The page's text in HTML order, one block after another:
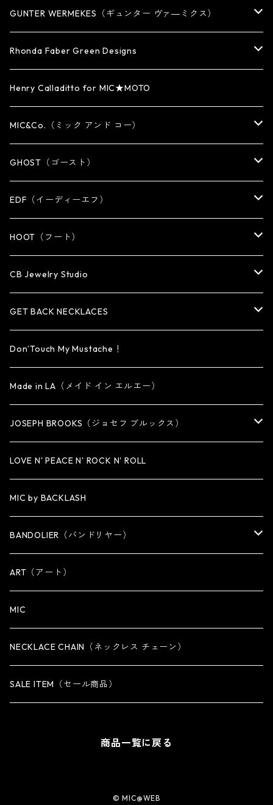
BRACELET
WATCH BAND
CUFF・BUNGLE
NECKLACE
KEY CHAIN
WALLET CHAIN
WALLET・CARD CASE
HAT・CAP
OTHER
KEY CHAIN
EARRING
PENDANT
BRACELET/CUFF
NECKLACE
WALLET
WALLET CHAIN
KEY CHAIN
OTHER ITEM
reMIC
RING
BRACELET
PENDANT / NECKLACE
GUNTER WERMEKES（ギュンター ヴァ―ミクス）
RING
PENDANT / NECKLACE
EARRING
OTHER
Rhonda Faber Green Designs
RING
PENDANT
EARRING
Henry Calladitto for MIC★MOTO
MIC&Co.（ミック アンド コー）
RING
EARRING
PENDANT
NECKLACE
BRACELET
KEY CHAIN
OTHER
GHOST（ゴースト）
RING
EARRING
PENDANT
NECKLACE
BRACELET
CUFF
KEY CHAIN
WALLET CHAIN
WALLET
OTHER
EDF（イーディーエフ）
RING
PENDANT
CUFF・BANGLE
HOOT（フート）
RING
EARRING
PENDANT
BRACELET
CUFF・BANGLE
NECKLACE
KEY CHAIN
WALLET CHAIN
OTHER
CB Jewelry Studio
RING
EARRING・EAR CUFF
PENDANT
NECKLACE
BRACELET
GET BACK NECKLACES
ORIGINAL COLLECTION
SMALL
MEDIUM
Don’Touch My Mustache！
Made in LA（メイド イン エルエー）
JOSEPH BROOKS（ジョセフ ブルックス）
BRACELET
NECKLACE
LOVE N' PEACE N' ROCK N' ROLL
MIC by BACKLASH
BANDOLIER（バンドリヤー）
iPhone 14専用ケース
iPhone 14 Plus専用ケース
iPhone 14 Pro専用ケース
iPhone 14 Pro Max専用ケース
iPhone 13 Pro専用ケース
ART（アート）
MIC
NECKLACE CHAIN（ネックレス チェーン）
SALE ITEM（セール商品）
商品一覧に戻る
© MIC@WEB